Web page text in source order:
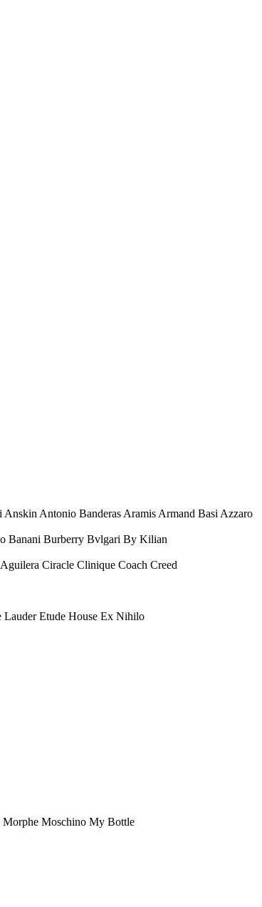
Antonio Banderas Aramis Armand Basi Azzaro
Banani Burberry Bvlgari By Kilian
Ciracle Clinique Coach Creed
Lauder Etude House Ex Nihilo
Moschino My Bottle